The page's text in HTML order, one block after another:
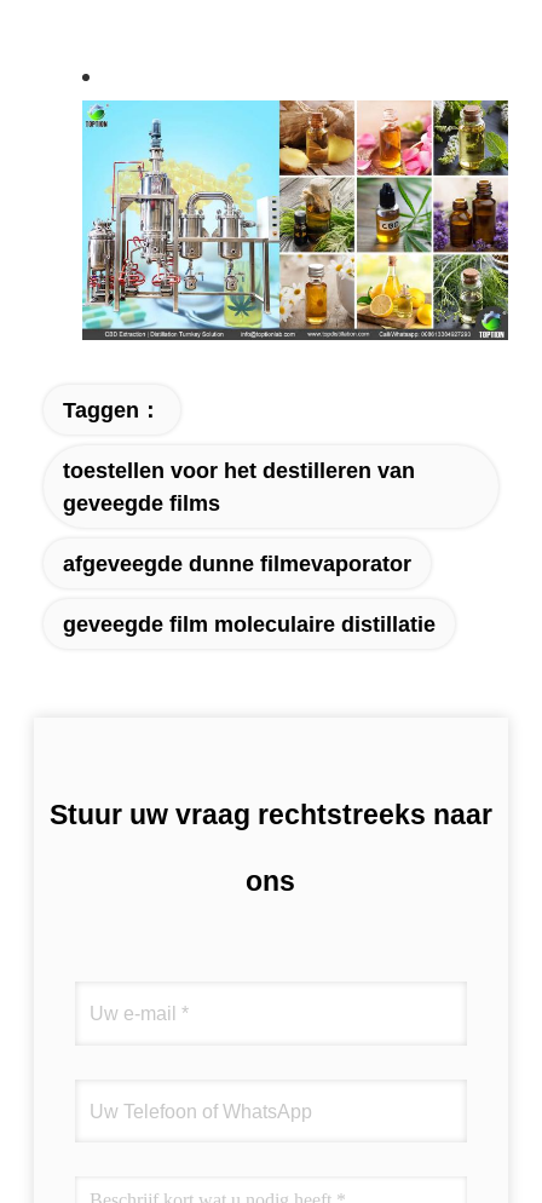
Taggen：
toestellen voor het destilleren van
geveegde films
afgeveegde dunne filmevaporator
geveegde film moleculaire distillatie
Stuur uw vraag rechtstreeks naar
ons